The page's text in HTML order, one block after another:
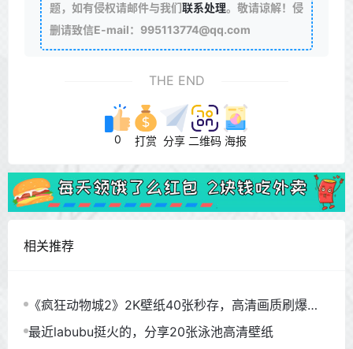
题，如有侵权请邮件与我们联系处理。敬请谅解！侵
删请致信E-mail：995113774@qq.com
THE END
0 打赏 分享 二维码 海报
相关推荐
《疯狂动物城2》2K壁纸40张秒存，高清画质刷爆朋
友圈
最近labubu挺火的，分享20张泳池高清壁纸